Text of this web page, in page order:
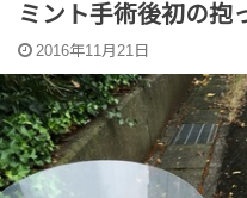
ミント手術後初の抱
2016年11月21日